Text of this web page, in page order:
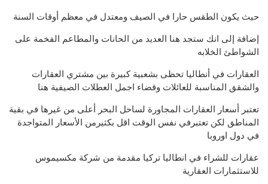
حيث يكون الطقس حارا في الصيف ومعتدل في معظم أوقات السنة
إضافة إلى انك ستجد هنا العديد من الحانات والمطاعم الفخمة على
الشواطئ الخلابه
العقارات في أنطاليا تحظى بشعبية كبيرة بين مشتري العقارات
والشقق المناسبة للعائلات وقضاء اجمل العطلات الصيفية هنا
تعتبر أسعار العقارات المجاورة لساحل البحر أعلى من غيرها في بقية
المناطق لكن تعتبرفي نفس الوقت اقل بكثيرمن الأسعار المتواجدة
في دول اوروبا
عقارات للشراء في انطاليا تركيا مقدمة من شركة مكسيموس
للاستثمارات العقارية